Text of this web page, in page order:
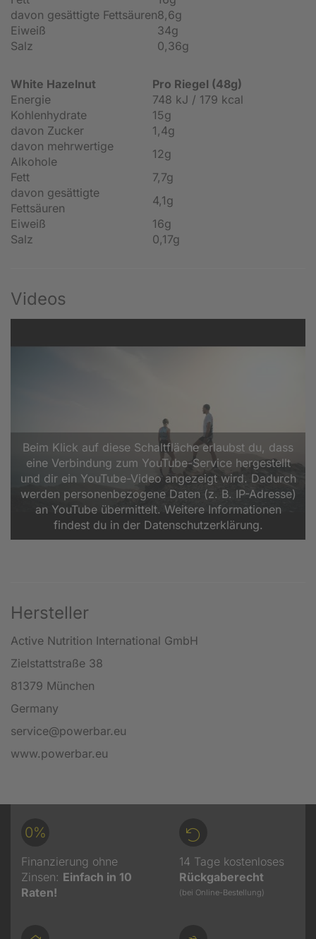
davon gesättigte Fettsäuren8,6g
Eiweiß
34g
Salz
0,36g
White Hazelnut
Pro Riegel (48g)
Energie
748 kJ / 179 kcal
Kohlenhydrate
15g
davon Zucker
1,4g
davon mehrwertige
Alkohole
12g
Fett
7,7g
davon gesättigte
Fettsäuren
4,1g
Eiweiß
16g
Salz
0,17g
Videos
Beim Klick auf diese Schaltfläche erlaubst du, dass
eine Verbindung zum YouTube-Service hergestellt
und dir ein YouTube-Video angezeigt wird. Dadurch
werden personenbezogene Daten (z. B. IP-Adresse)
an YouTube übermittelt. Weitere Informationen
findest du in der Datenschutzerklärung.
Hersteller
Active Nutrition International GmbH
Zielstattstraße 38
81379 München
Germany
service@powerbar.eu
www.powerbar.eu
0%
Finanzierung ohne
Zinsen: Einfach in 10
Raten!
14 Tage kostenloses
Rückgaberecht
(bei Online-Bestellung)